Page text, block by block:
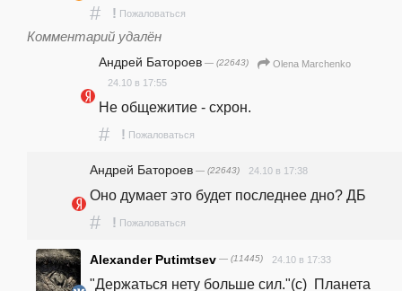
# ! Пожаловаться
Комментарий удалён
Андрей Батороев — (22643)
Olena Marchenko
24.10 в 17:55
Не общежитие - схрон.
# ! Пожаловаться
Андрей Батороев — (22643) 24.10 в 17:38
Оно думает это будет последнее дно? ДБ
# ! Пожаловаться
Alexander Putimtsev — (11445) 24.10 в 17:33
"Держаться нету больше сил."(с)  Планета